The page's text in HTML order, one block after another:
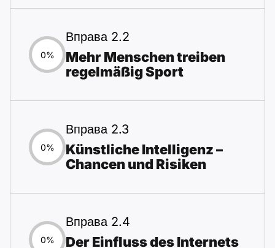
0%
Вправа 2.2
Mehr Menschen treiben
regelmäßig Sport
0%
Вправа 2.3
Künstliche Intelligenz –
Chancen und Risiken
0%
Вправа 2.4
Der Einfluss des Internets